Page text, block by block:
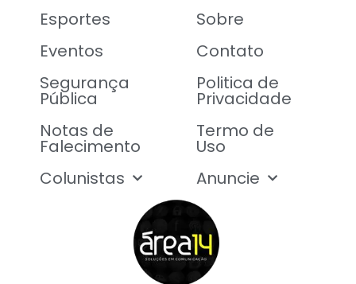
Esportes
Eventos
Segurança
Pública
Notas de
Falecimento
Colunistas
Sobre
Contato
Politica de
Privacidade
Termo de
Uso
Anuncie